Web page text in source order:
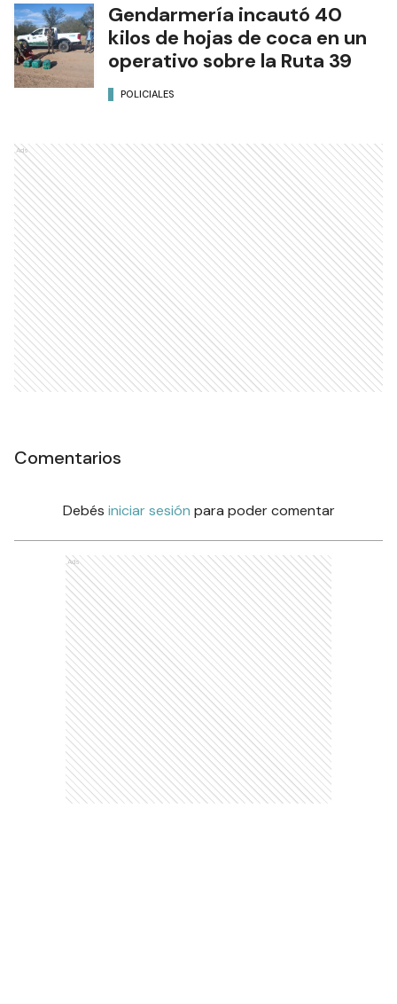
Gendarmería incautó 40
kilos de hojas de coca en un
operativo sobre la Ruta 39
POLICIALES
Ads
Comentarios
Debés iniciar sesión para poder comentar
Ads